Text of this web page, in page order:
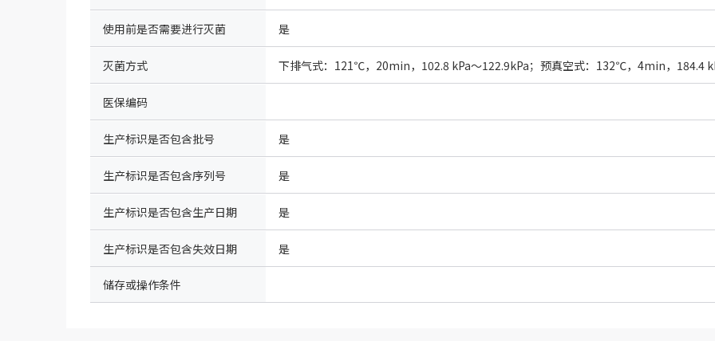
使用前是否需要进行灭菌 是
灭菌方式
医保编码
生产标识是否包含批号 是
生产标识是否包含序列号 是
生产标识是否包含生产日期 是
生产标识是否包含失效日期 是
储存或操作条件